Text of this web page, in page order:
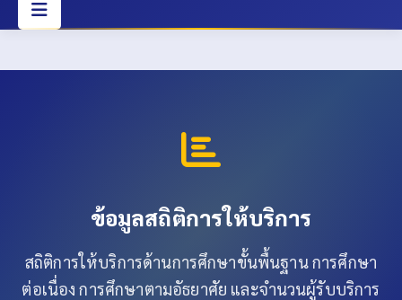
ข้อมูลสถิติการให้บริการ
สถิติการให้บริการด้านการศึกษาขั้นพื้นฐาน การศึกษา
ต่อเนื่อง การศึกษาตามอัธยาศัย และจำนวนผู้รับบริการ